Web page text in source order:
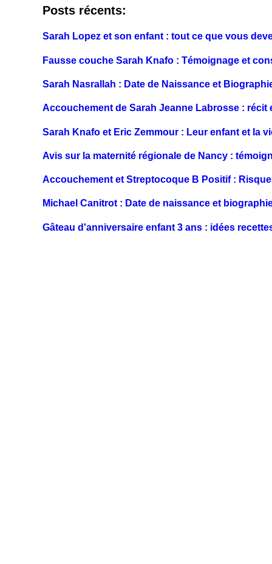
Posts récents:
Sarah Lopez et son enfant : tout ce que vous
Fausse couche Sarah Knafo : Témoignage et
Sarah Nasrallah : Date de Naissance et
Accouchement de Sarah Jeanne Labrosse : récit
Sarah Knafo et Eric Zemmour : Leur enfant et la
Avis sur la maternité régionale de Nancy :
Accouchement et Streptocoque B Positif :
Michael Canitrot : Date de naissance et
Gâteau d'anniversaire enfant 3 ans : idées